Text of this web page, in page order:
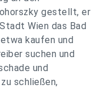
gestellt, er
Wien das Bad
kaufen und
suchen und
und
schließen,